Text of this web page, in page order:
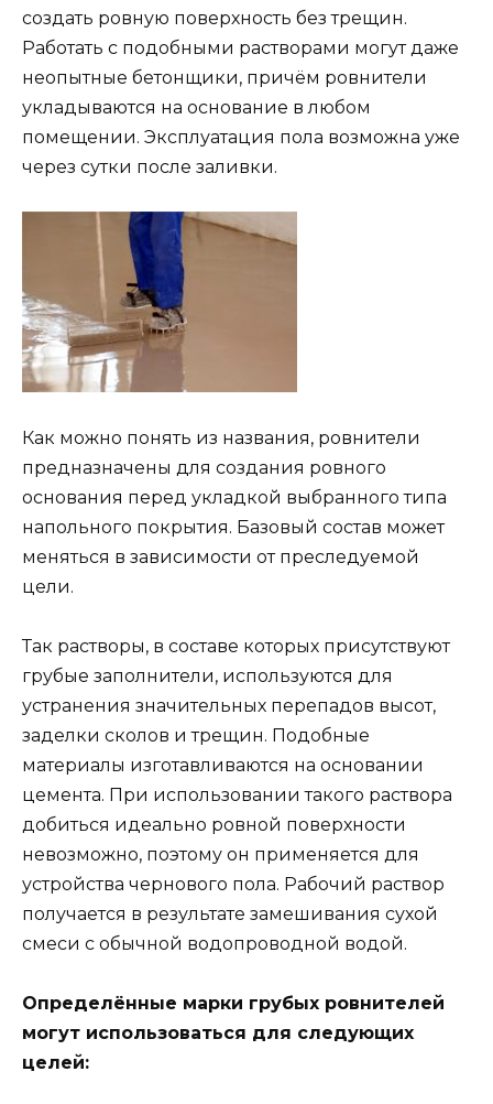
создать ровную поверхность без трещин.
Работать с подобными растворами могут даже
неопытные бетонщики, причём ровнители
укладываются на основание в любом
помещении. Эксплуатация пола возможна уже
через сутки после заливки.
Как можно понять из названия, ровнители
предназначены для создания ровного
основания перед укладкой выбранного типа
напольного покрытия. Базовый состав может
меняться в зависимости от преследуемой
цели.
Так растворы, в составе которых присутствуют
грубые заполнители, используются для
устранения значительных перепадов высот,
заделки сколов и трещин. Подобные
материалы изготавливаются на основании
цемента. При использовании такого раствора
добиться идеально ровной поверхности
невозможно, поэтому он применяется для
устройства чернового пола. Рабочий раствор
получается в результате замешивания сухой
смеси с обычной водопроводной водой.
Определённые марки грубых ровнителей
могут использоваться для следующих
целей: